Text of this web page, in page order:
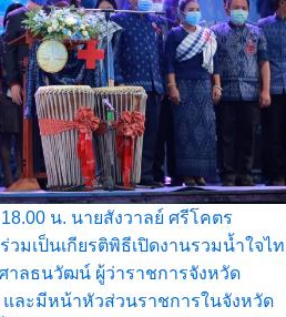
น. นายสังวาลย์ ศรีโคตร
มเป็นเกียรติพิธีเปิดงานรวมน้ำใจไท
ลธนวัฒน์ ผู้ว่าราชการจังหวัด
ละมีหน้าหัวส่วนราชการในจังหวัด